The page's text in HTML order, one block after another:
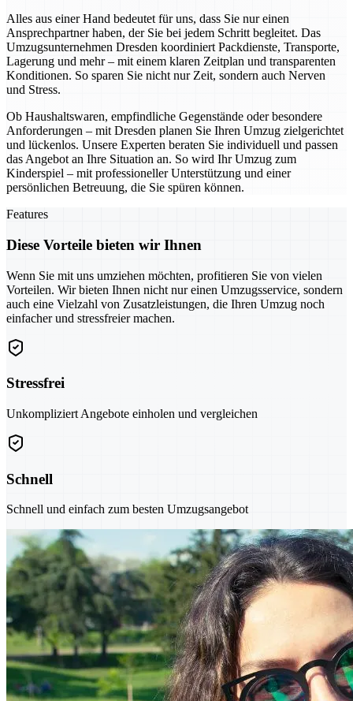
Alles aus einer Hand bedeutet für uns, dass Sie nur einen
Ansprechpartner haben, der Sie bei jedem Schritt begleitet. Das
Umzugsunternehmen Dresden koordiniert Packdienste, Transporte,
Lagerung und mehr – mit einem klaren Zeitplan und transparenten
Konditionen. So sparen Sie nicht nur Zeit, sondern auch Nerven
und Stress.
Ob Haushaltswaren, empfindliche Gegenstände oder besondere
Anforderungen – mit Dresden planen Sie Ihren Umzug zielgerichtet
und lückenlos. Unsere Experten beraten Sie individuell und passen
das Angebot an Ihre Situation an. So wird Ihr Umzug zum
Kinderspiel – mit professioneller Unterstützung und einer
persönlichen Betreuung, die Sie spüren können.
Features
Diese Vorteile bieten wir Ihnen
Wenn Sie mit uns umziehen möchten, profitieren Sie von vielen
Vorteilen. Wir bieten Ihnen nicht nur einen Umzugsservice, sondern
auch eine Vielzahl von Zusatzleistungen, die Ihren Umzug noch
einfacher und stressfreier machen.
Stressfrei
Unkompliziert Angebote einholen und vergleichen
Schnell
Schnell und einfach zum besten Umzugsangebot